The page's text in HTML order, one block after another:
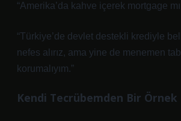
“Amerika’da kahve içerek mortgage
“Türkiye’de devlet destekli krediyle
nefes alırız, ama yine de menemen
korumalıyım.”
Kendi Tecrübemden Bir Örnek